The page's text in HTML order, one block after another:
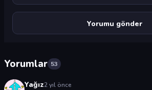
Yorumlar 53
Yağız2 yıl önce